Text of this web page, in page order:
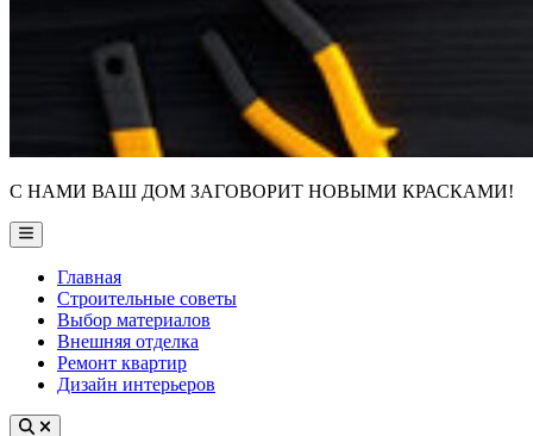
С НАМИ ВАШ ДОМ ЗАГОВОРИТ НОВЫМИ КРАСКАМИ!
Main
Menu
Главная
Строительные советы
Выбор материалов
Внешняя отделка
Ремонт квартир
Дизайн интерьеров